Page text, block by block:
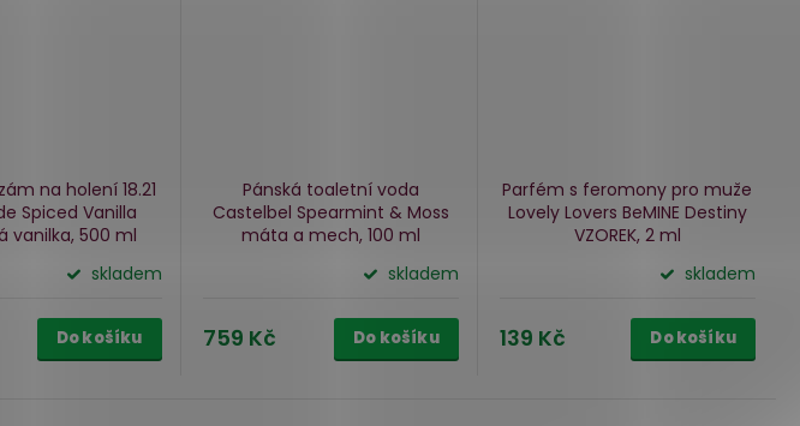
na holení 18.21
Spiced Vanilla
vanilka, 500 ml
skladem
Do košíku
Pánská toaletní voda
Castelbel Spearmint & Moss
máta a mech, 100 ml
skladem
759 Kč Do košíku
Parfém s feromony pro muže
Lovely Lovers BeMINE Destiny
VZOREK, 2 ml
skladem
139 Kč Do košíku